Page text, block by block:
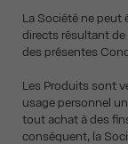
La Société ne peut
directs résultant de
des présentes
Les Produits sont
usage personnel
tout achat à des
conséquent, la